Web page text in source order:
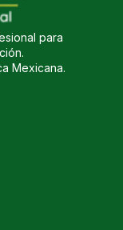
para
Mexicana.